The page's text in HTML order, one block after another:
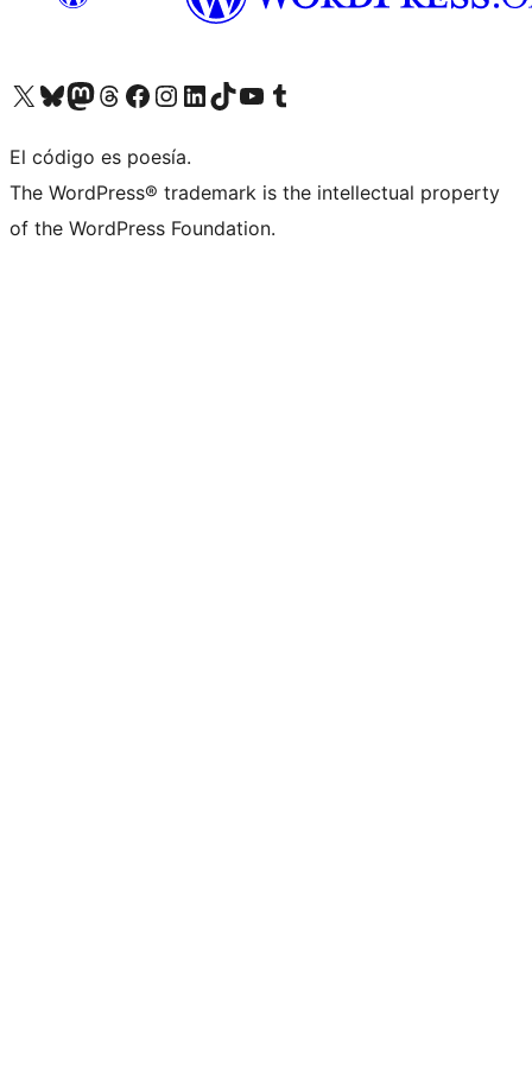
Visita nuestra cuenta de X (anteriormente Twitter)
Visita nuestra cuenta de Bluesky
Visita nuestra cuenta de Mastodon
Visita nuestra cuenta de Threads
Visita nuestra página de Facebook
Visita nuestra cuenta de Instagram
Visita nuestra cuenta de LinkedIn
Visita nuestra cuenta de TikTok
Visita nuestro canal de YouTube
Visita nuestra cuenta de Tumblr
El código es poesía.
The WordPress® trademark is the intellectual property
of the WordPress Foundation.